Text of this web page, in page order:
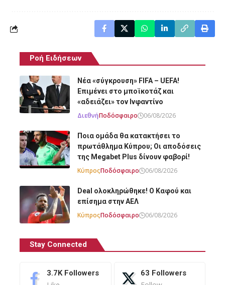
Ροή Ειδήσεων
Νέα «σύγκρουση» FIFA – UEFA!
Επιμένει στο μποϊκοτάζ και
«αδειάζει» τον Ινφαντίνο
ΔιεθνήΠοδόσφαιρο 06/08/2026
Ποια ομάδα θα κατακτήσει το
πρωτάθλημα Κύπρου; Οι αποδόσεις
της Megabet Plus δίνουν φαβορί!
ΚύπροςΠοδόσφαιρο 06/08/2026
Deal ολοκληρώθηκε! Ο Καφού και
επίσημα στην ΑΕΛ
ΚύπροςΠοδόσφαιρο 06/08/2026
Stay Connected
3.7K Followers 63 Followers